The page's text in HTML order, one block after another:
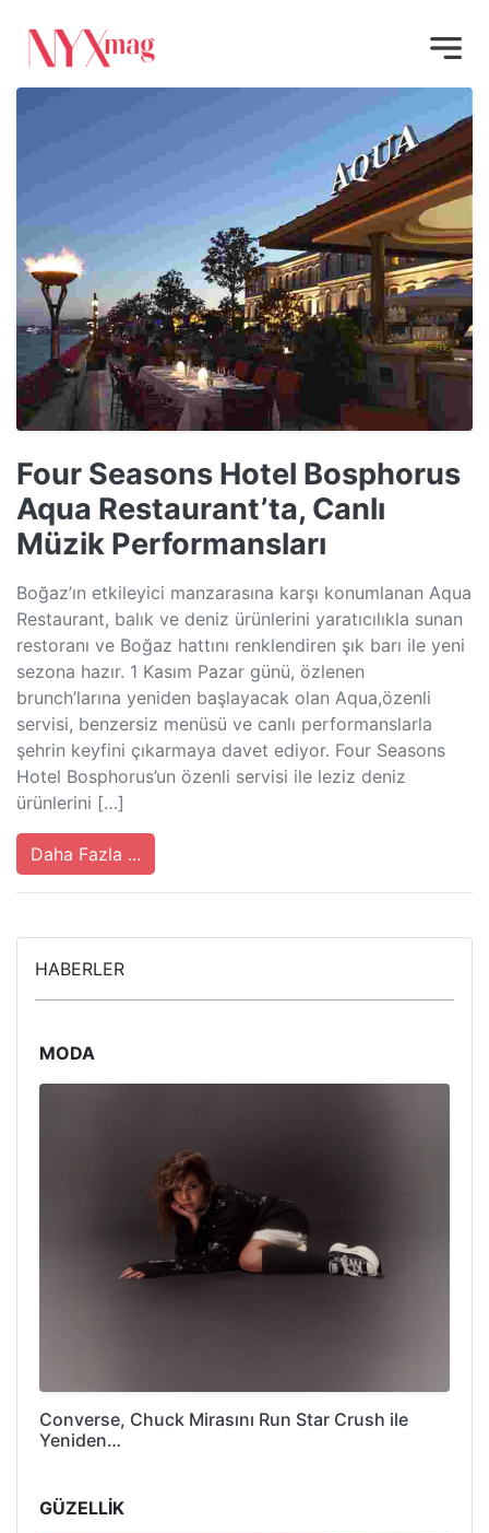
Four Seasons Hotel Bosphorus
Aqua Restaurant’ta, Canlı
Müzik Performansları
Boğaz’ın etkileyici manzarasına karşı konumlanan Aqua
Restaurant, balık ve deniz ürünlerini yaratıcılıkla sunan
restoranı ve Boğaz hattını renklendiren şık barı ile yeni
sezona hazır. 1 Kasım Pazar günü, özlenen
brunch’larına yeniden başlayacak olan Aqua,özenli
servisi, benzersiz menüsü ve canlı performanslarla
şehrin keyfini çıkarmaya davet ediyor. Four Seasons
Hotel Bosphorus’un özenli servisi ile leziz deniz
ürünlerini […]
Daha Fazla ...
HABERLER
MODA
Converse, Chuck Mirasını Run Star Crush ile
Yeniden…
GÜZELLİK